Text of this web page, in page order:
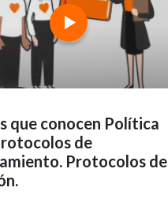
que conocen Política
de
Protocolos de